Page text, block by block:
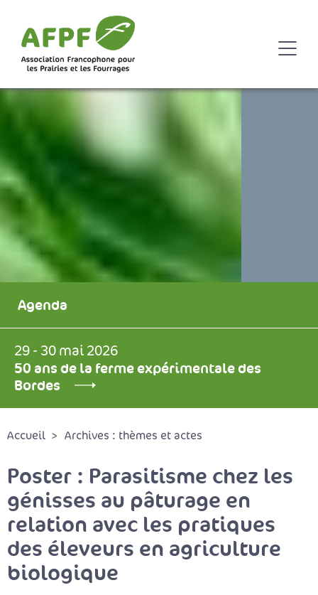
Agenda
29 - 30 mai 2026
50 ans de la ferme expérimentale des
Bordes
Accueil Archives : thèmes et actes
Poster : Parasitisme chez les
génisses au pâturage en
relation avec les pratiques
des éleveurs en agriculture
biologique